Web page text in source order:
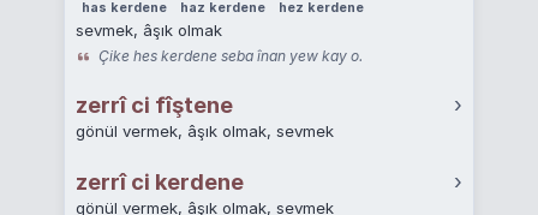
has kerdene haz kerdene hez kerdene
sevmek, âşık olmak
Çike hes kerdene seba înan yew kay o.
zerrî ci fîştene ›
gönül vermek, âşık olmak, sevmek
zerrî ci kerdene ›
gönül vermek, âşık olmak, sevmek